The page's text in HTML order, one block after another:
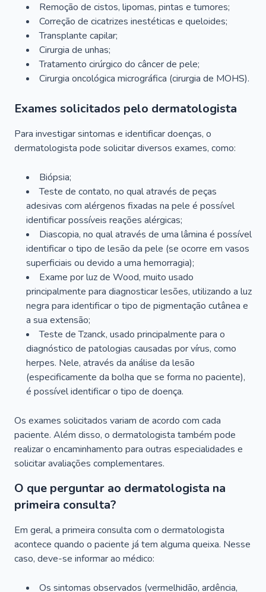
Remoção de cistos, lipomas, pintas e tumores;
Correção de cicatrizes inestéticas e queloides;
Transplante capilar;
Cirurgia de unhas;
Tratamento cirúrgico do câncer de pele;
Cirurgia oncológica micrográfica (cirurgia de MOHS).
Exames solicitados pelo dermatologista
Para investigar sintomas e identificar doenças, o
dermatologista pode solicitar diversos exames, como:
Biópsia;
Teste de contato, no qual através de peças
adesivas com alérgenos fixadas na pele é possível
identificar possíveis reações alérgicas;
Diascopia, no qual através de uma lâmina é possível
identificar o tipo de lesão da pele (se ocorre em vasos
superficiais ou devido a uma hemorragia);
Exame por luz de Wood, muito usado
principalmente para diagnosticar lesões, utilizando a luz
negra para identificar o tipo de pigmentação cutânea e
a sua extensão;
Teste de Tzanck, usado principalmente para o
diagnóstico de patologias causadas por vírus, como
herpes. Nele, através da análise da lesão
(especificamente da bolha que se forma no paciente),
é possível identificar o tipo de doença.
Os exames solicitados variam de acordo com cada
paciente. Além disso, o dermatologista também pode
realizar o encaminhamento para outras especialidades e
solicitar avaliações complementares.
O que perguntar ao dermatologista na
primeira consulta?
Em geral, a primeira consulta com o dermatologista
acontece quando o paciente já tem alguma queixa. Nesse
caso, deve-se informar ao médico:
Os sintomas observados (vermelhidão, ardência,